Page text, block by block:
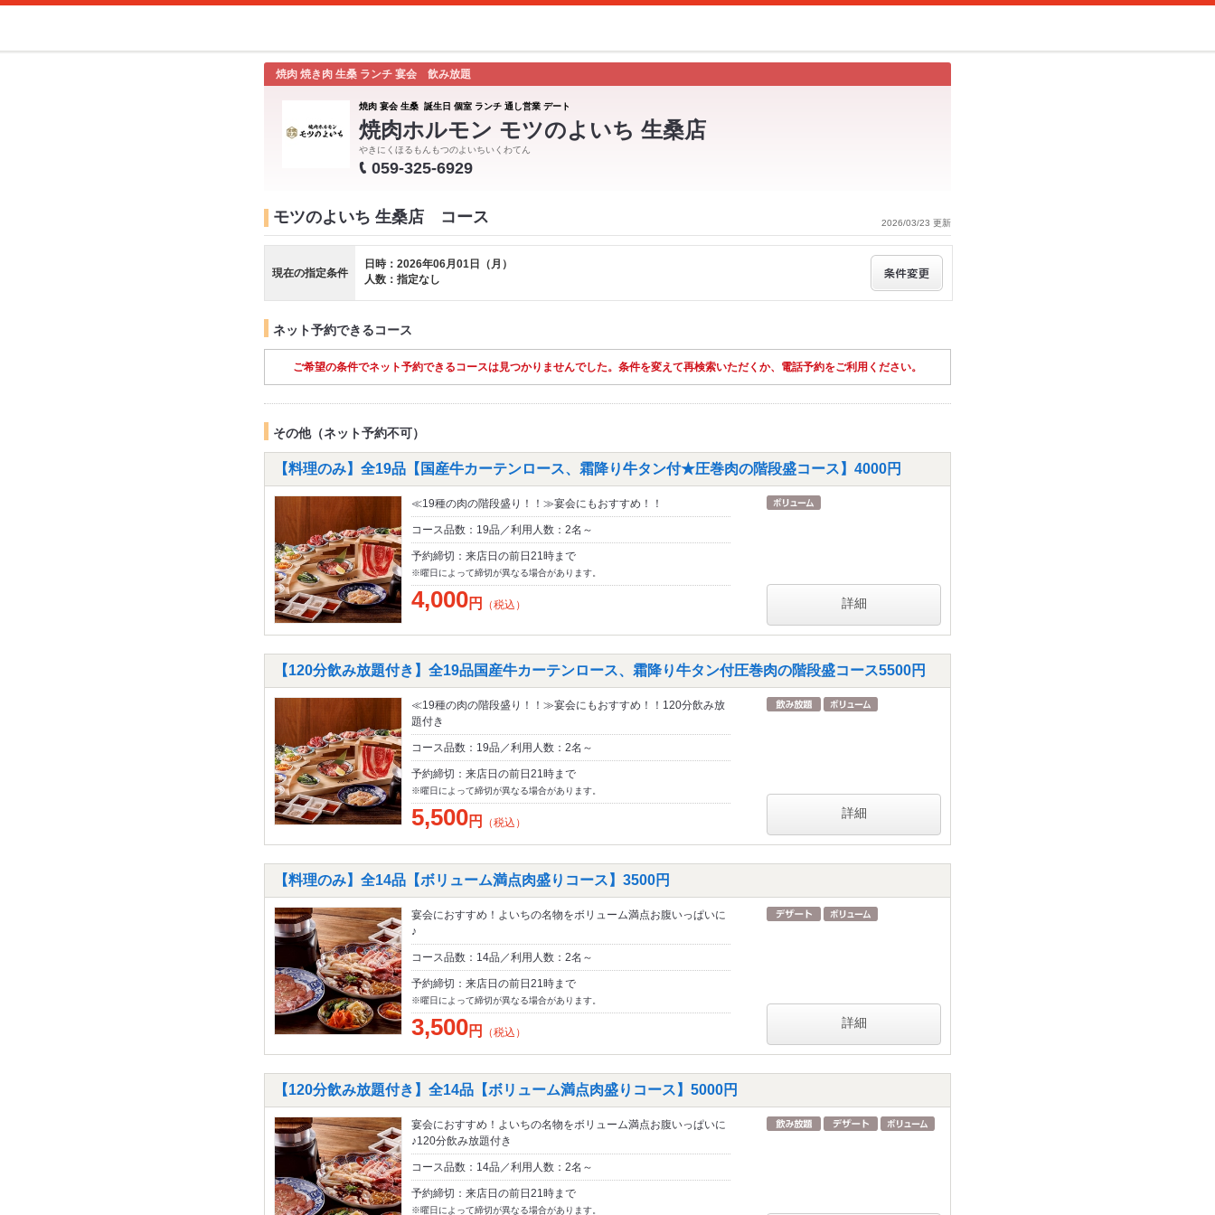
焼肉 焼き肉 生桑 ランチ 宴会 飲み放題
焼肉 宴会 生桑 誕生日 個室 ランチ 通し営業 デート
焼肉ホルモン モツのよいち 生桑店
やきにくほるもんもつのよいちいくわてん
059-325-6929
2026/03/23 更新
モツのよいち 生桑店 コース
現在の指定条件
日時：2026年06月01日（月）
人数：指定なし
ネット予約できるコース
ご希望の条件でネット予約できるコースは見つかりませんでした。条件を変えて再検索いただくか、電話予約をご利用ください。
その他（ネット予約不可）
【料理のみ】全19品【国産牛カーテンロース、霜降り牛タン付★圧巻肉の階段盛コース】4000円
≪19種の肉の階段盛り！！≫宴会にもおすすめ！！
コース品数：19品／利用人数：2名～
予約締切：来店日の前日21時まで
※曜日によって締切が異なる場合があります。
4,000円 （税込） 詳細
【120分飲み放題付き】全19品国産牛カーテンロース、霜降り牛タン付圧巻肉の階段盛コース5500円
≪19種の肉の階段盛り！！≫宴会にもおすすめ！！120分飲み放
題付き
コース品数：19品／利用人数：2名～
予約締切：来店日の前日21時まで
※曜日によって締切が異なる場合があります。
5,500円 （税込）
詳細
【料理のみ】全14品【ボリューム満点肉盛りコース】3500円
宴会におすすめ！よいちの名物をボリューム満点お腹いっぱいに
♪
コース品数：14品／利用人数：2名～
予約締切：来店日の前日21時まで
※曜日によって締切が異なる場合があります。
3,500円 （税込）
詳細
【120分飲み放題付き】全14品【ボリューム満点肉盛りコース】5000円
宴会におすすめ！よいちの名物をボリューム満点お腹いっぱいに
♪120分飲み放題付き
コース品数：14品／利用人数：2名～
予約締切：来店日の前日21時まで
※曜日によって締切が異なる場合があります。